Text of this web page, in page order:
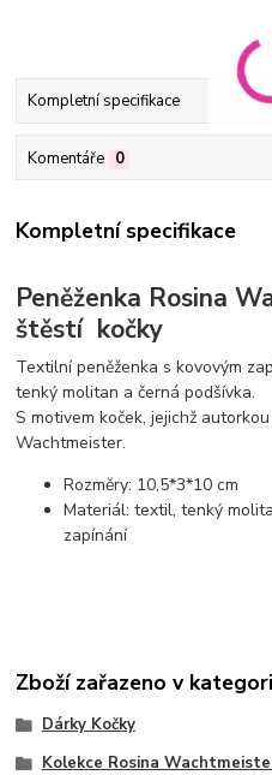
Kompletní specifikace
Komentáře 0
Kompletní specifikace
Peněženka Rosina
štěstí kočky
Textilní peněženka s kovovým
tenký molitan a černá podšívka.
S motivem koček, jejichž
Wachtmeister.
Rozměry: 10,5*3*10 cm
Materiál: textil, tenký
zapínání
Zboží zařazeno v
Dárky Kočky
Kolekce Rosina